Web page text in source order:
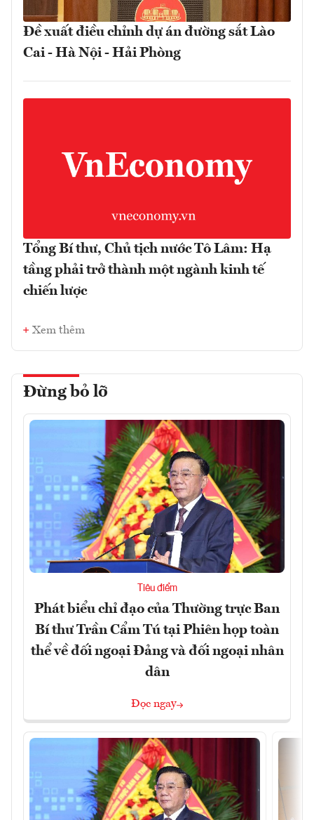
Đề xuất điều chỉnh dự án đường sắt Lào
Cai - Hà Nội - Hải Phòng
Tổng Bí thư, Chủ tịch nước Tô Lâm: Hạ
tầng phải trở thành một ngành kinh tế
chiến lược
Xem thêm
Đừng bỏ lỡ
Tiêu điểm
Phát biểu chỉ đạo của Thường trực Ban
Bí thư Trần Cẩm Tú tại Phiên họp toàn
thể về đối ngoại Đảng và đối ngoại nhân
dân
Đọc ngay